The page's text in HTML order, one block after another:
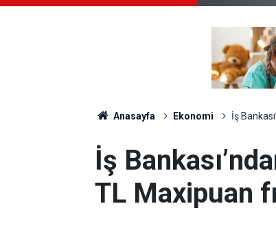
Anasayfa Ekonomi İş
İş
TL Maxipuan